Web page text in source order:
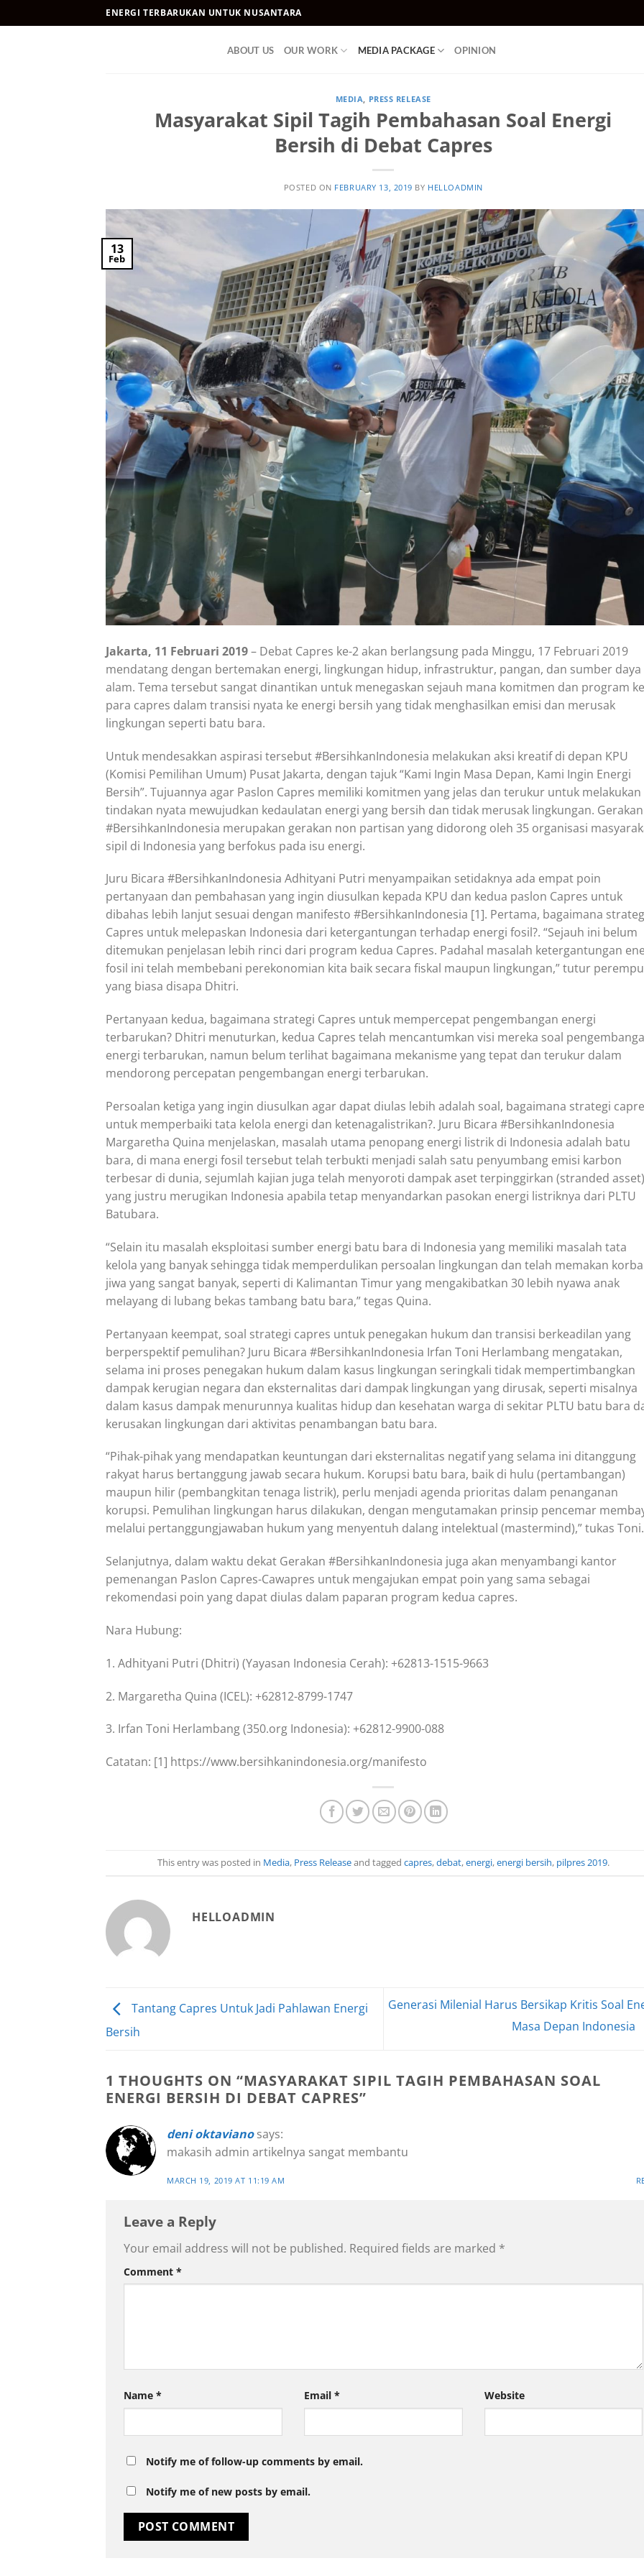
to
ENERGI TERBARUKAN UNTUK NUSANTARA
ABOUT US OUR WORK MEDIA PACKAGE OPINION
MEDIA, PRESS RELEASE
Masyarakat Sipil Tagih Pembahasan Soal Energi
Bersih di Debat Capres
POSTED ON FEBRUARY 13, 2019 BY HELLOADMIN
13
Feb
Jakarta, 11 Februari 2019– Debat Capres ke-2 akan berlangsung pada Minggu, 17 Februari 2019
mendatang dengan bertemakan energi, lingkungan hidup, infrastruktur, pangan, dan sumber daya
alam. Tema tersebut sangat dinantikan untuk menegaskan sejauh mana komitmen dan program
para capres dalam transisi nyata ke energi bersih yang tidak menghasilkan emisi dan merusak
lingkungan seperti batu bara.
Untuk mendesakkan aspirasi tersebut #BersihkanIndonesia melakukan aksi kreatif di depan KPU
(Komisi Pemilihan Umum) Pusat Jakarta, dengan tajuk “Kami Ingin Masa Depan, Kami Ingin Energi
Bersih”. Tujuannya agar Paslon Capres memiliki komitmen yang jelas dan terukur untuk melakukan
tindakan nyata mewujudkan kedaulatan energi yang bersih dan tidak merusak lingkungan. Gerakan
#BersihkanIndonesia merupakan gerakan non partisan yang didorong oleh 35 organisasi
sipil di Indonesia yang berfokus pada isu energi.
Juru Bicara #BersihkanIndonesia Adhityani Putri menyampaikan setidaknya ada empat poin
pertanyaan dan pembahasan yang ingin diusulkan kepada KPU dan kedua paslon Capres untuk
dibahas lebih lanjut sesuai dengan manifesto #BersihkanIndonesia [1]. Pertama, bagaimana
Capres untuk melepaskan Indonesia dari ketergantungan terhadap energi fosil?. “Sejauh ini belum
ditemukan penjelasan lebih rinci dari program kedua Capres. Padahal masalah ketergantungan
fosil ini telah membebani perekonomian kita baik secara fiskal maupun lingkungan,” tutur
yang biasa disapa Dhitri.
Pertanyaan kedua, bagaimana strategi Capres untuk mempercepat pengembangan energi
terbarukan? Dhitri menuturkan, kedua Capres telah mencantumkan visi mereka soal
energi terbarukan, namun belum terlihat bagaimana mekanisme yang tepat dan terukur dalam
mendorong percepatan pengembangan energi terbarukan.
Persoalan ketiga yang ingin diusulkan agar dapat diulas lebih adalah soal, bagaimana strategi
untuk memperbaiki tata kelola energi dan ketenagalistrikan?. Juru Bicara #BersihkanIndonesia
Margaretha Quina menjelaskan, masalah utama penopang energi listrik di Indonesia adalah batu
bara, di mana energi fosil tersebut telah terbukti menjadi salah satu penyumbang emisi karbon
terbesar di dunia, sejumlah kajian juga telah menyoroti dampak aset terpinggirkan (stranded asset)
yang justru merugikan Indonesia apabila tetap menyandarkan pasokan energi listriknya dari PLTU
Batubara.
“Selain itu masalah eksploitasi sumber energi batu bara di Indonesia yang memiliki masalah tata
kelola yang banyak sehingga tidak memperdulikan persoalan lingkungan dan telah memakan
jiwa yang sangat banyak, seperti di Kalimantan Timur yang mengakibatkan 30 lebih nyawa anak
melayang di lubang bekas tambang batu bara,” tegas Quina.
Pertanyaan keempat, soal strategi capres untuk penegakan hukum dan transisi berkeadilan yang
berperspektif pemulihan? Juru Bicara #BersihkanIndonesia Irfan Toni Herlambang mengatakan,
selama ini proses penegakan hukum dalam kasus lingkungan seringkali tidak mempertimbangkan
dampak kerugian negara dan eksternalitas dari dampak lingkungan yang dirusak, seperti misalnya
dalam kasus dampak menurunnya kualitas hidup dan kesehatan warga di sekitar PLTU batu bara
kerusakan lingkungan dari aktivitas penambangan batu bara.
“Pihak-pihak yang mendapatkan keuntungan dari eksternalitas negatif yang selama ini ditanggung
rakyat harus bertanggung jawab secara hukum. Korupsi batu bara, baik di hulu (pertambangan)
maupun hilir (pembangkitan tenaga listrik), perlu menjadi agenda prioritas dalam penanganan
korupsi. Pemulihan lingkungan harus dilakukan, dengan mengutamakan prinsip pencemar
melalui pertanggungjawaban hukum yang menyentuh dalang intelektual (mastermind),” tukas Toni.
Selanjutnya, dalam waktu dekat Gerakan #BersihkanIndonesia juga akan menyambangi kantor
pemenangan Paslon Capres-Cawapres untuk mengajukan empat poin yang sama sebagai
rekomendasi poin yang dapat diulas dalam paparan program kedua capres.
Nara Hubung:
1. Adhityani Putri (Dhitri) (Yayasan Indonesia Cerah): +62813-1515-9663
2. Margaretha Quina (ICEL): +62812-8799-1747
3. Irfan Toni Herlambang (350.org Indonesia): +62812-9900-088
Catatan: [1] https://www.bersihkanindonesia.org/manifesto
This entry was posted in Media, Press Releaseand tagged capres,debat,energi,energi bersih, pilpres 2019.
HELLOADMIN
Tantang Capres Untuk Jadi Pahlawan Energi
Bersih
Generasi Milenial Harus Bersikap Kritis Soal
Masa Depan Indonesia
1 THOUGHTS ON “MASYARAKAT SIPIL TAGIH PEMBAHASAN SOAL
ENERGI BERSIH DI DEBAT CAPRES”
deni oktaviano says:
makasih admin artikelnya sangat membantu
MARCH 19, 2019 AT 11:19 AM
Leave a Reply
Your email address will not be published. Required fields are marked *
Comment *
Name * Email * Website
Notify me of follow-up comments by email.
Notify me of new posts by email.